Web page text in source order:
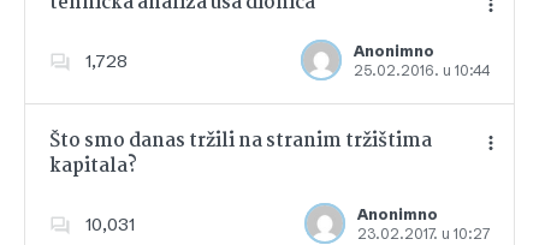
1,728
Anonimno
25.02.2016. u 10:44
Dodajte u favorite
Što smo danas tržili na stranim tržištima
kapitala?
10,031
Anonimno
23.02.2017. u 10:27
Dodajte u favorite